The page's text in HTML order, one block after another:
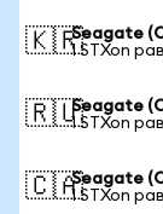
🇰🇷Seagate
1 STXon
🇷🇺Seagate
1 STXon
🇨🇦Seagate
1 STXon